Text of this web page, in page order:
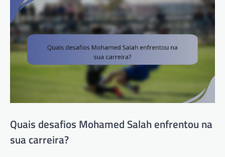
Quais desafios Mohamed Salah enfrentou na
sua carreira?